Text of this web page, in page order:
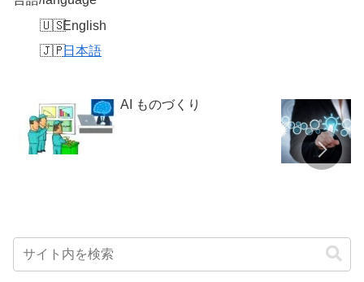
English
日本語
AI ものづくり